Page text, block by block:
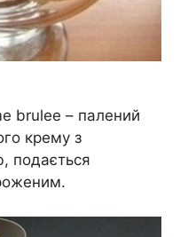
brulee – палений
крему з
подається